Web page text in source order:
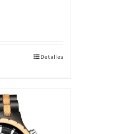
múltiples
variantes.
Las
Detalles